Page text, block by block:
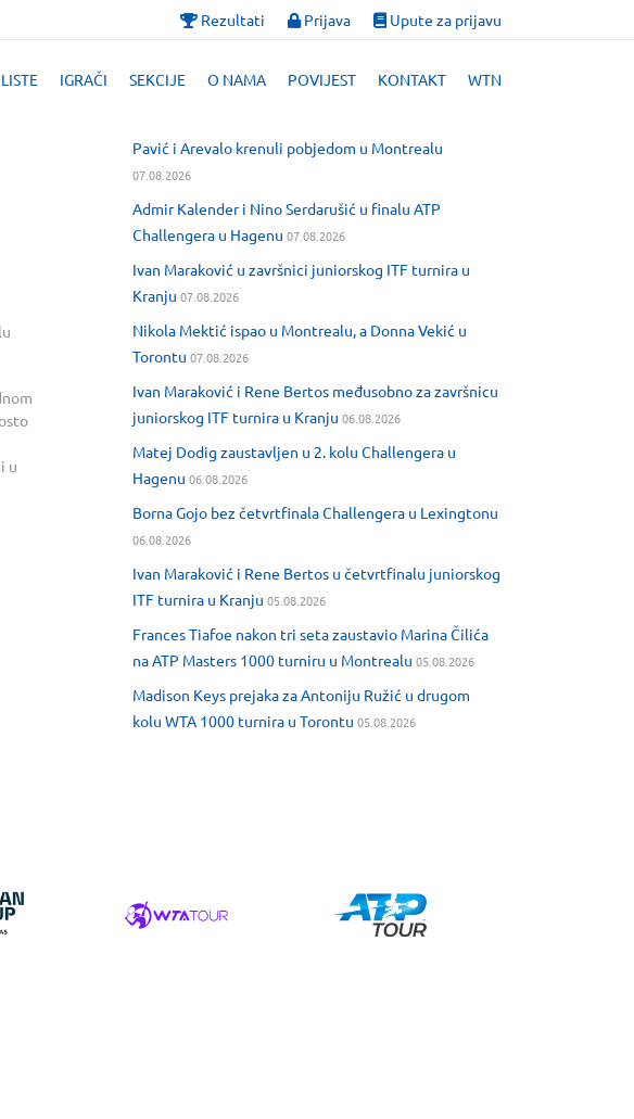
Rezultati Prijava Upute za prijavu
IGRAČI SEKCIJE O NAMA POVIJEST KONTAKT WTN
u
Pavić i Arevalo krenuli pobjedom u Montrealu
07.08.2026
Admir Kalender i Nino Serdarušić u finalu ATP
Challengera u Hagenu 07.08.2026
Ivan Maraković u završnici juniorskog ITF turnira u
Kranju 07.08.2026
Nikola Mektić ispao u Montrealu, a Donna Vekić u
Torontu 07.08.2026
Ivan Maraković i Rene Bertos međusobno za završnicu
juniorskog ITF turnira u Kranju 06.08.2026
Matej Dodig zaustavljen u 2. kolu Challengera u
Hagenu 06.08.2026
Borna Gojo bez četvrtfinala Challengera u Lexingtonu
06.08.2026
Ivan Maraković i Rene Bertos u četvrtfinalu juniorskog
ITF turnira u Kranju 05.08.2026
Frances Tiafoe nakon tri seta zaustavio Marina Čilića
na ATP Masters 1000 turniru u Montrealu 05.08.2026
Madison Keys prejaka za Antoniju Ružić u drugom
kolu WTA 1000 turnira u Torontu 05.08.2026